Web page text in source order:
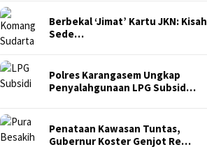
Berbekal ‘Jimat’ Kartu JKN: Kisah
Sede…
Polres Karangasem Ungkap
Penyalahgunaan LPG Subsid…
Penataan Kawasan Tuntas,
Gubernur Koster Genjot Re…